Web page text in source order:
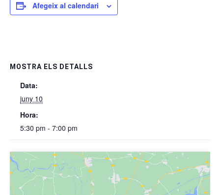
Afegeix al calendari
MOSTRA ELS DETALLS
Data:
juny 10
Hora:
5:30 pm - 7:00 pm